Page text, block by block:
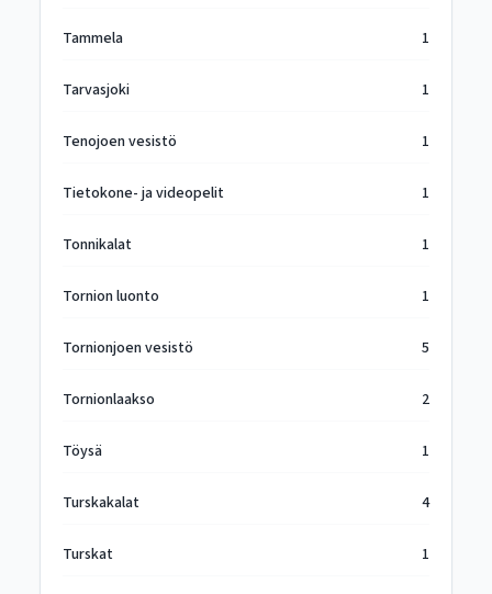
Tammela 1
Tarvasjoki 1
Tenojoen vesistö 1
Tietokone- ja videopelit 1
Tonnikalat 1
Tornion luonto 1
Tornionjoen vesistö 5
Tornionlaakso 2
Töysä 1
Turskakalat 4
Turskat 1